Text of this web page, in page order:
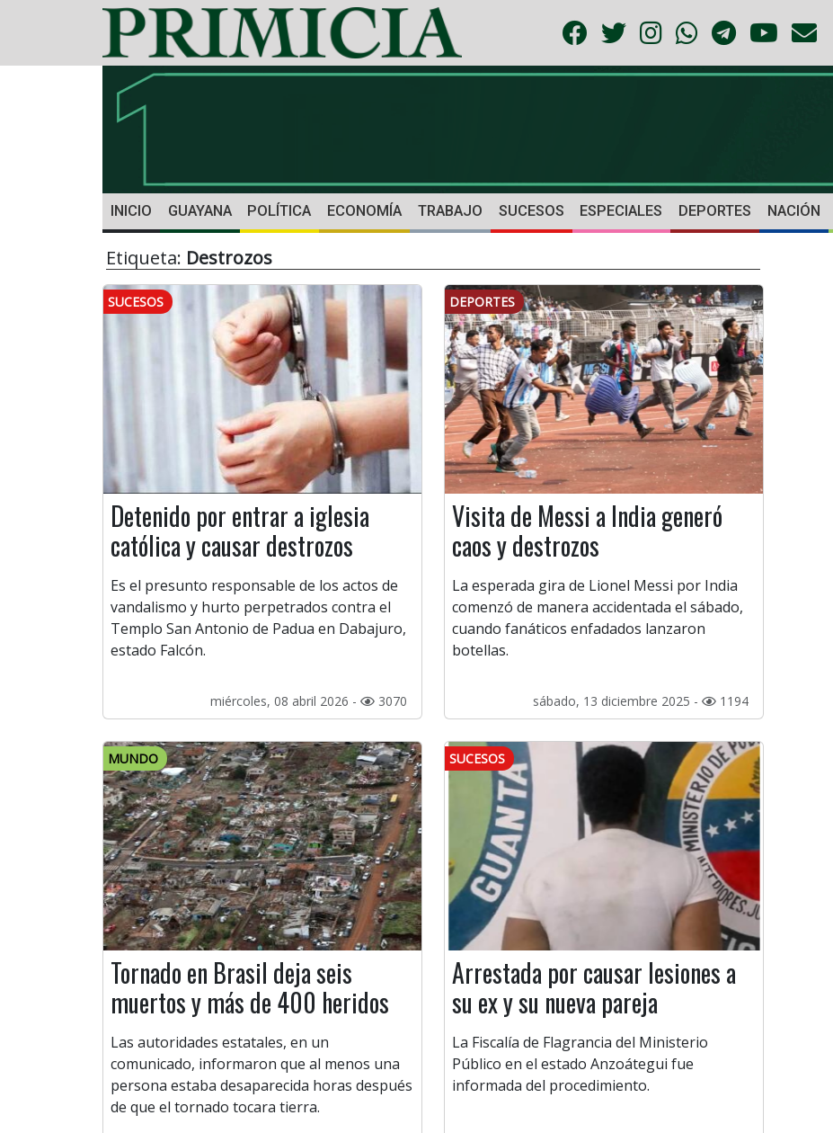
INICIO GUAYANA POLÍTICA ECONOMÍA TRABAJO SUCESOS ESPECIALES DEPORTES NACIÓN
Etiqueta: Destrozos
SUCESOS
Detenido por entrar a iglesia
católica y causar destrozos
Es el presunto responsable de los actos de
vandalismo y hurto perpetrados contra el
Templo San Antonio de Padua en Dabajuro,
estado Falcón.
miércoles, 08 abril 2026 - 3070
DEPORTES
Visita de Messi a India generó
caos y destrozos
La esperada gira de Lionel Messi por India
comenzó de manera accidentada el sábado,
cuando fanáticos enfadados lanzaron
botellas.
sábado, 13 diciembre 2025 - 1194
MUNDO
Tornado en Brasil deja seis
muertos y más de 400 heridos
Las autoridades estatales, en un
comunicado, informaron que al menos una
persona estaba desaparecida horas después
de que el tornado tocara tierra.
SUCESOS
Arrestada por causar lesiones a
su ex y su nueva pareja
La Fiscalía de Flagrancia del Ministerio
Público en el estado Anzoátegui fue
informada del procedimiento.